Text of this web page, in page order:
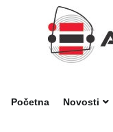
Početna
Novosti